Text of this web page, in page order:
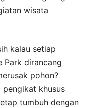
wisata
kalau setiap
Park dirancang
pohon?
pengikat khusus
tumbuh dengan